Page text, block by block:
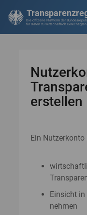
Die offizielle Plattform der
für Daten zu wirtschaftlich Berechtigten
erstellen
Ein
Einsicht in
nehmen